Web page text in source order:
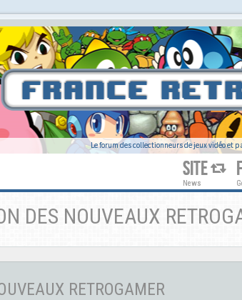
Le forum des collectionneurs de jeux vidéo et
SITE
News
DES NOUVEAUX
RETROGAMER